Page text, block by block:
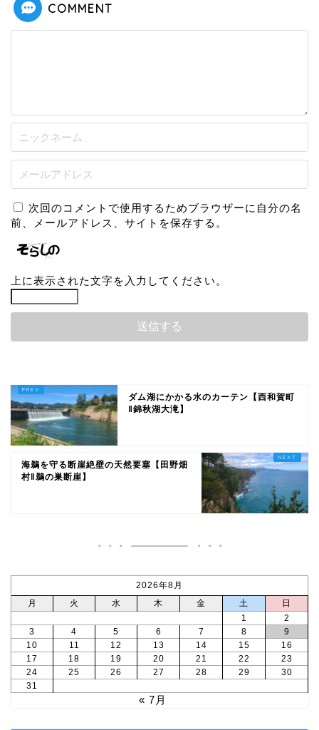
COMMENT
次回のコメントで使用するためブラウザーに自分の名
前、メールアドレス、サイトを保存する。
上に表示された文字を入力してください。
ダム湖にかかる水のカーテン【西和賀町
‖錦秋湖大滝】
海鵜を守る断崖絶壁の天然要塞【田野畑
村‖鵜の巣断崖】
2026年8月
月
火 水 木 金 土
日
1
2
3
4 5 6 7 8
9
10
11 12 13 14 15
16
17
18 19 20 21 22
23
24
25 26 27 28 29
30
31
« 7月